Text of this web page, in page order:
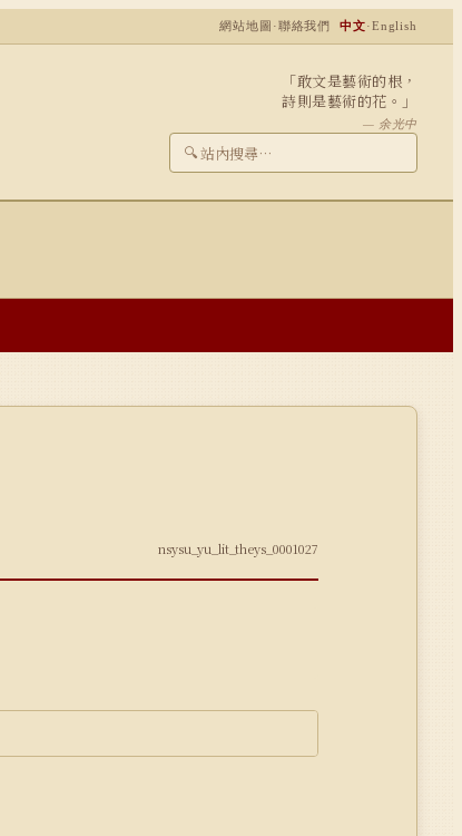
網站地圖 ·聯絡我們 中文·English
「敢文是藝術的根，
詩則是藝術的花。」
— 余光中
🔍
nsysu_yu_lit_theys_0001027